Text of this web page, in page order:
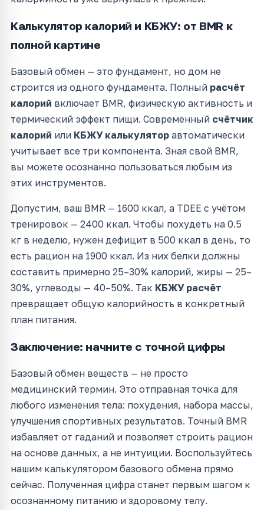
Калькулятор калорий и КБЖУ: от BMR к
полной картине
Базовый обмен — это фундамент, но дом не
строится из одного фундамента. Полный расчёт
калорий включает BMR, физическую активность и
термический эффект пищи. Современный счётчик
калорий или КБЖУ калькулятор автоматически
учитывает все три компонента. Зная свой BMR,
вы можете осознанно пользоваться любым из
этих инструментов.
Допустим, ваш BMR — 1600 ккал, а TDEE с учётом
тренировок — 2400 ккал. Чтобы похудеть на 0.5
кг в неделю, нужен дефицит в 500 ккал в день, то
есть рацион на 1900 ккал. Из них белки должны
составить примерно 25–30% калорий, жиры — 25–
30%, углеводы — 40–50%. Так КБЖУ расчёт
превращает общую калорийность в конкретный
план питания.
Заключение: начните с точной цифры
Базовый обмен веществ — не просто
медицинский термин. Это отправная точка для
любого изменения тела: похудения, набора массы,
улучшения спортивных результатов. Точный BMR
избавляет от гаданий и позволяет строить рацион
на основе данных, а не интуиции. Воспользуйтесь
нашим калькулятором базового обмена прямо
сейчас. Полученная цифра станет первым шагом к
осознанному питанию и здоровому телу.